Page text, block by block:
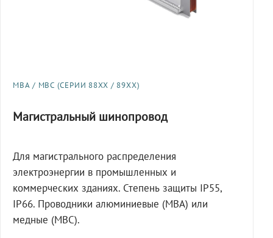
МВА / МВС (СЕРИИ 88XX / 89XX)
Магистральный шинопровод
Для магистрального распределения
электроэнергии в промышленных и
коммерческих зданиях. Степень защиты IP55,
IP66. Проводники алюминиевые (МВА) или
медные (МВС).